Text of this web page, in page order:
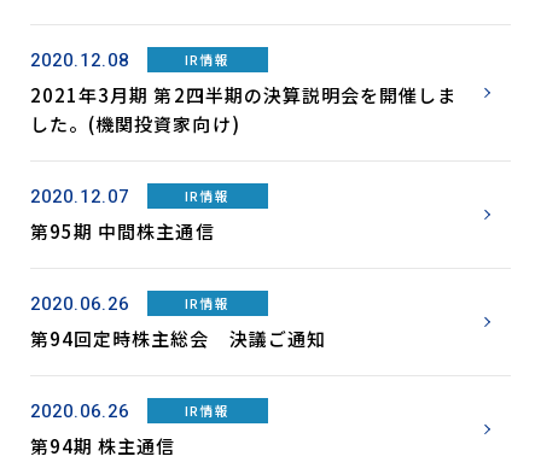
2020.12.08 IR情報
2021年3月期 第2四半期の決算説明会を開催しま
した。(機関投資家向け)
2020.12.07 IR情報
第95期 中間株主通信
2020.06.26 IR情報
第94回定時株主総会 決議ご通知
2020.06.26 IR情報
第94期 株主通信